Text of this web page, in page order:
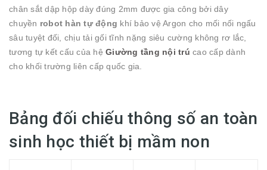
chân sắt dập hộp dày đúng 2mm được gia công bởi dây
chuyền robot hàn tự động khí bảo vệ Argon cho mối nối ngấu
sâu tuyệt đối, chịu tải gối tĩnh nặng siêu cường không rơ lắc,
tương tự kết cấu của hệ Giường tầng nội trú cao cấp dành
cho khối trường liên cấp quốc gia.
Bảng đối chiếu thông số an toàn
sinh học thiết bị mầm non